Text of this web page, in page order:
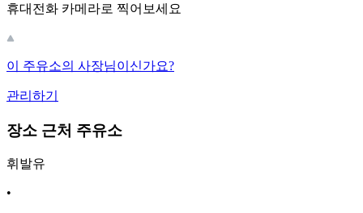
휴대전화 카메라로 찍어보세요
이 주유소의 사장님이신가요?
관리하기
장소 근처 주유소
휘발유
•